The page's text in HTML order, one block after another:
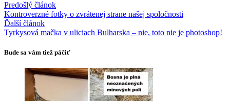
Predošlý článok
Kontroverzné fotky o zvrátenej strane našej spoločnosti
Ďalší článok
Tyrkysová mačka v uliciach Bulharska – nie, toto nie je photoshop!
Bude sa vám tiež páčiť